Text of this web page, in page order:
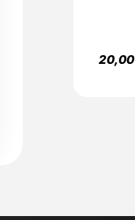
20,00